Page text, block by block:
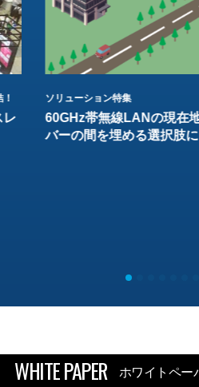
レ
ソリューション特集
60GHz帯無線LANの現在
バーの間を埋める選択肢に
WHITE PAPER ホワイトペー